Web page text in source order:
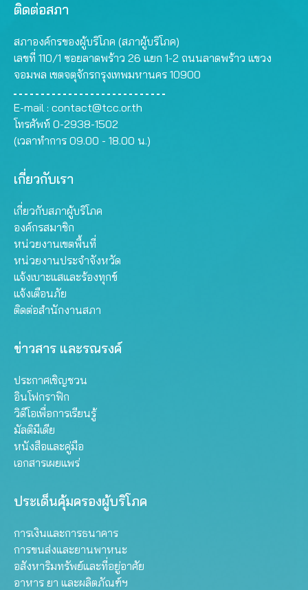
ติดต่อสภา
สภาองค์กรของผู้บริโภค (สภาผู้บริโภค)
เลขที่ 110/1 ซอยลาดพร้าว 26 แยก 1-2 ถนนลาดพร้าว แขวง
จอมพล เขตจตุจักรกรุงเทพมหานคร 10900
E-mail : contact@tcc.or.th
โทรศัพท์ 0-2938-1502
(เวลาทำการ 09.00 - 18.00 น.)
เกี่ยวกับเรา
เกี่ยวกับสภาผู้บริโภค
องค์กรสมาชิก
หน่วยงานเขตพื้นที่
หน่วยงานประจำจังหวัด
แจ้งเบาะแสและร้องทุกข์
แจ้งเตือนภัย
ติดต่อสำนักงานสภา
ข่าวสาร และรณรงค์
ประกาศเชิญชวน
อินโฟกราฟิก
วิดีโอเพื่อการเรียนรู้
มัลติมีเดีย
หนังสือและคู่มือ
เอกสารเผยแพร่
ประเด็นคุ้มครองผู้บริโภค
การเงินและการธนาคาร
การขนส่งและยานพาหนะ
อสังหาริมทรัพย์และที่อยู่อาศัย
อาหาร ยา และผลิตภัณฑ์ฯ